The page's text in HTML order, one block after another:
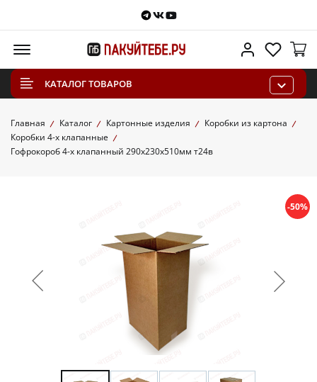
Telegram
VKontakte
Youtube
Личный
КАТАЛОГ ТОВАРОВ
Главная Каталог Картонные изделия
Коробки из картона
Коробки 4-х клапанные
Гофрокороб 4-х клапанный 290х230х510мм т24в
-50%